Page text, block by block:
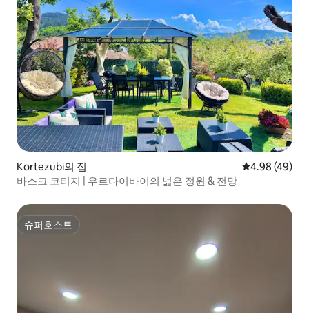
Kortezubi의 집 평점 4.98점(5
4.98 (49)
바스크 코티지 | 우르다이바이의 넓은 정원 & 전망
슈퍼호스트
슈퍼호스트